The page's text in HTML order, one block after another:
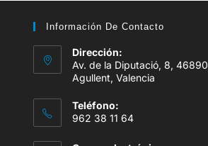
Información De Contacto
Dirección:
Av. de la Diputació, 8, 46890
Agullent, Valencia
Teléfono:
962 38 11 64